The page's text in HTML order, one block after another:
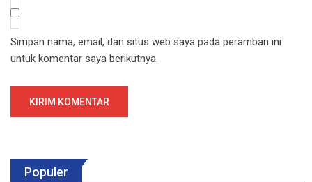
Simpan nama, email, dan situs web saya pada peramban ini
untuk komentar saya berikutnya.
Populer